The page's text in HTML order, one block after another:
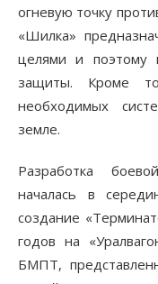
огневую точку
«Шилка»
целями и поэтому
защиты. Кроме
необходимых
земле.
Разработка
началась в
создание
годов на
БМПТ,